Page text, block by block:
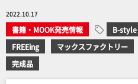
2022.10.17
書籍・MOOK発売情報 B-style
FREEing
マックスファクトリー
完成品